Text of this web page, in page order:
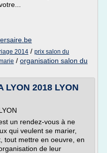
2014 / prix salon du
/ organisation salon du
LYON 2018 LYON
un rendez-vous à ne
qui veulent se marier,
tout mettre en oeuvre, en
de leur